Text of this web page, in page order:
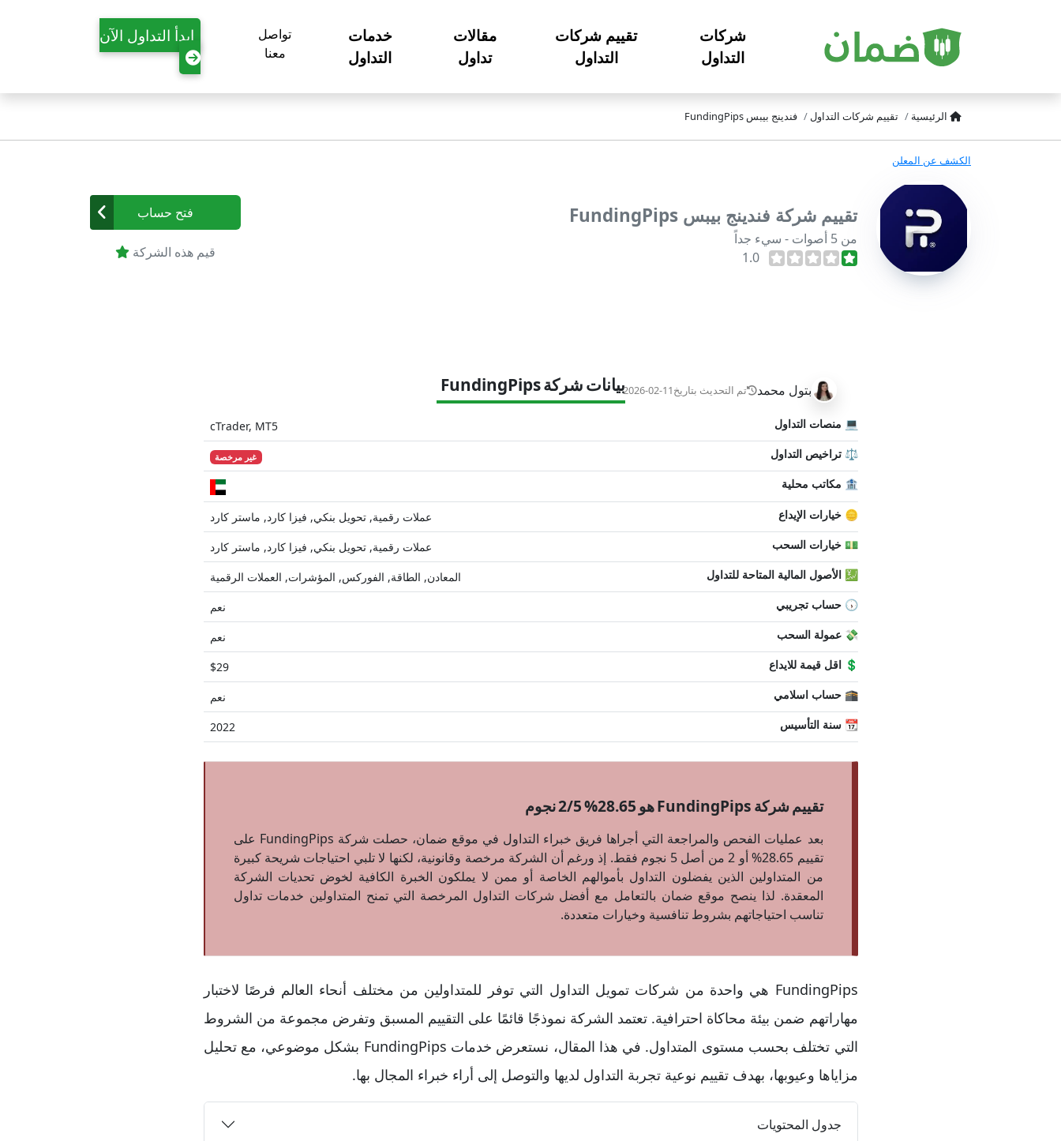
شركات
التداول
تقييم شركات
التداول
مقالات
تداول
خدمات
التداول
تواصل
معنا
ابدأ التداول الآن
الرئيسية تقييم شركات التداول فندينج بيبس FundingPips
الكشف عن المعلن
تقييم شركة فندينج بيبس FundingPips
من 5 أصوات - سيء جداً
1.0
بتول محمد تم التحديث بتاريخ2026-02-11
فتح حساب
قيم هذه الشركة
بيانات شركة FundingPips
cTrader, MT5 💻 منصات التداول
غير مرخصة
⚖️ تراخيص التداول
🏦 مكاتب محلية
عملات رقمية, تحويل بنكي, فيزا كارد, ماستر كارد 🪙 خيارات الإيداع
عملات رقمية, تحويل بنكي, فيزا كارد, ماستر كارد 💵 خيارات السحب
المعادن, الطاقة, الفوركس, المؤشرات, العملات الرقمية 💹 الأصول المالية المتاحة للتداول
نعم 🕠 حساب تجريبي
نعم 💸 عمولة السحب
$29 💲 اقل قيمة للايداع
نعم 🕋 حساب اسلامي
2022 📆 سنة التأسيس
تقييم شركة FundingPips هو 28.65% 2/5 نجوم
بعد عمليات الفحص والمراجعة التي أجراها فريق خبراء التداول في موقع ضمان، حصلت شركة FundingPips على
تقييم 28.65% أو 2 من أصل 5 نجوم فقط. إذ ورغم أن الشركة مرخصة وقانونية، لكنها لا تلبي احتياجات شريحة كبيرة
من المتداولين الذين يفضلون التداول بأموالهم الخاصة أو ممن لا يملكون الخبرة الكافية لخوض تحديات الشركة
المعقدة. لذا ينصح موقع ضمان بالتعامل مع أفضل شركات التداول المرخصة التي تمنح المتداولين خدمات تداول
تناسب احتياجاتهم بشروط تنافسية وخيارات متعددة.
FundingPips هي واحدة من شركات تمويل التداول التي توفر للمتداولين من مختلف أنحاء العالم فرصًا لاختبار
مهاراتهم ضمن بيئة محاكاة احترافية. تعتمد الشركة نموذجًا قائمًا على التقييم المسبق وتفرض مجموعة من الشروط
التي تختلف بحسب مستوى المتداول. في هذا المقال، نستعرض خدمات FundingPips بشكل موضوعي، مع تحليل
مزاياها وعيوبها، بهدف تقييم نوعية تجربة التداول لديها والتوصل إلى أراء خبراء المجال بها.
جدول المحتويات